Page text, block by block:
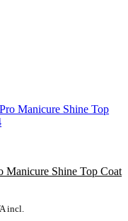
Manicure Shine Top Coat
incl.